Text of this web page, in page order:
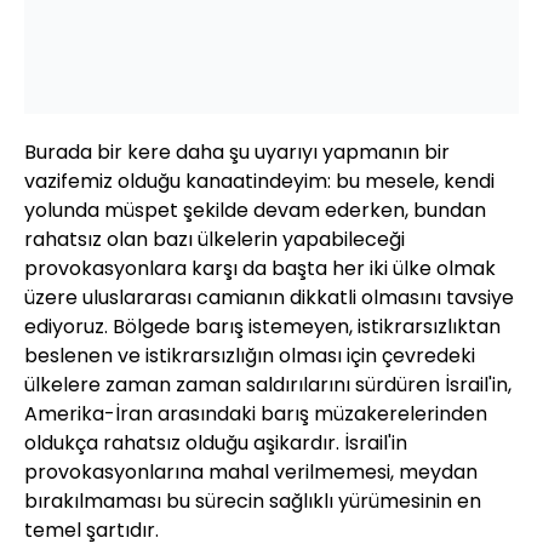
Burada bir kere daha şu uyarıyı yapmanın bir
vazifemiz olduğu kanaatindeyim: bu mesele, kendi
yolunda müspet şekilde devam ederken, bundan
rahatsız olan bazı ülkelerin yapabileceği
provokasyonlara karşı da başta her iki ülke olmak
üzere uluslararası camianın dikkatli olmasını tavsiye
ediyoruz. Bölgede barış istemeyen, istikrarsızlıktan
beslenen ve istikrarsızlığın olması için çevredeki
ülkelere zaman zaman saldırılarını sürdüren İsrail'in,
Amerika-İran arasındaki barış müzakerelerinden
oldukça rahatsız olduğu aşikardır. İsrail'in
provokasyonlarına mahal verilmemesi, meydan
bırakılmaması bu sürecin sağlıklı yürümesinin en
temel şartıdır.